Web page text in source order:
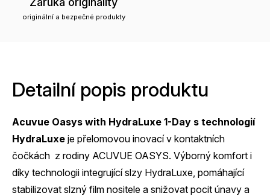
originální a bezpečné produkty
Detailní popis produktu
Acuvue Oasys with HydraLuxe 1-Day s technologií
HydraLuxe je přelomovou inovací v kontaktních
čočkách z rodiny ACUVUE OASYS. Výborný komfort i
díky technologii integrující slzy HydraLuxe, pomáhající
stabilizovat slzný film nositele a snižovat pocit únavy a